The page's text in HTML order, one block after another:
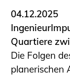
04.12.2025
Quartiere
Die Folgen
planerischen